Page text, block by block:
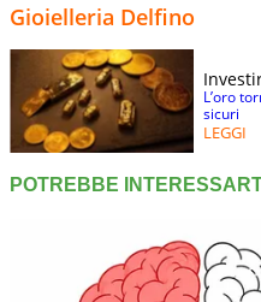
Gioielleria Delfino
L’oro
sicuri
LEGGI